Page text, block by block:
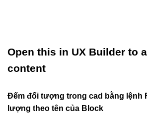
Open this in UX Builder to
content
Đếm đối tượng trong cad bằng lệnh
lượng theo tên của Block